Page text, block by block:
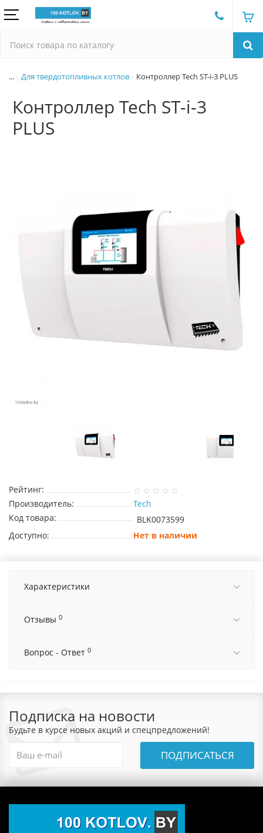
... Для твердотопливных котлов Контроллер Tech ST-i-3 PLUS
Контроллер Tech ST-i-3
PLUS
Рейтинг:
Производитель:
Tech
Код товара:
BLK0073599
Доступно:
Нет в наличии
Характеристики
Отзывы 0
Вопрос - Ответ 0
Подписка на новости
Будьте в курсе новых акций и спецпредложений!
ПОДПИСАТЬСЯ